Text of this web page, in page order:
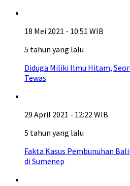
18 Mei 2021 - 10:51 WIB
5 tahun yang lalu
Diduga Miliki Ilmu Hitam,
Tewas
29 April 2021 - 12:22 WIB
5 tahun yang lalu
Fakta Kasus Pembunuhan
di Sumenep